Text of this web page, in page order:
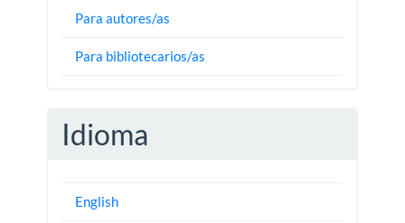
Para autores/as
Para bibliotecarios/as
Idioma
English